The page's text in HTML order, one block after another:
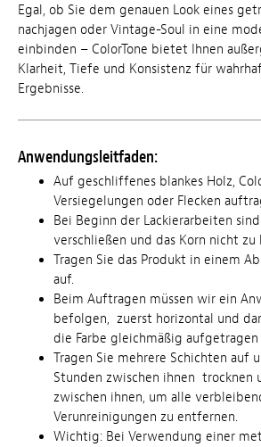
Egal, ob Sie dem genauen Look eines
nachjagen oder Vintage-Soul in eine
einbinden – ColorTone bietet Ihnen
Klarheit, Tiefe und Konsistenz für
Ergebnisse.
Anwendungsleitfaden:
Auf geschliffenes blankes Holz,
Versiegelungen oder Flecken
Bei Beginn der Lackierarbeiten
verschließen und das Korn nicht zu
Tragen Sie das Produkt in einem
auf.
Beim Auftragen müssen wir ein
befolgen, zuerst horizontal und
die Farbe gleichmäßig
Tragen Sie mehrere Schichten auf
Stunden zwischen ihnen trocknen
zwischen ihnen, um alle
Verunreinigungen zu entfernen.
Wichtig: Bei Verwendung einer